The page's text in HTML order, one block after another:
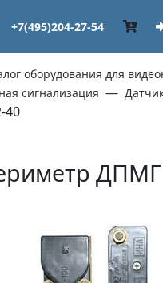
+7(495)204-27-54
оборудования для
сигнализация
40
ДПМГ